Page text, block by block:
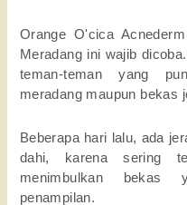
Orange O'cica
Meradang ini wajib
teman-teman yang
meradang maupun bekas
Beberapa hari lalu, ada
dahi, karena sering
menimbulkan bekas
penampilan.